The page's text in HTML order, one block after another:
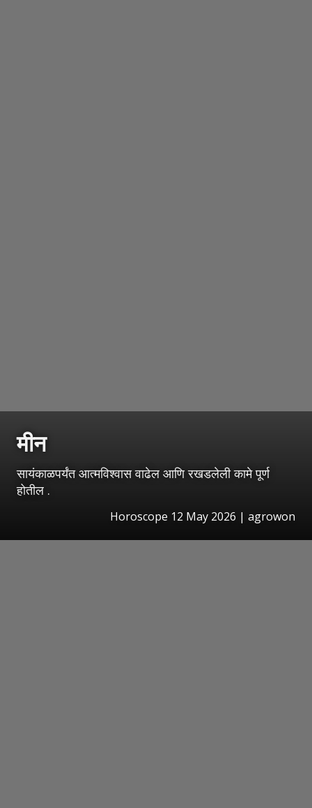
मीन
सायंकाळपर्यंत आत्मविश्वास वाढेल आणि रखडलेली कामे पूर्ण
होतील .
Horoscope 12 May 2026 | agrowon